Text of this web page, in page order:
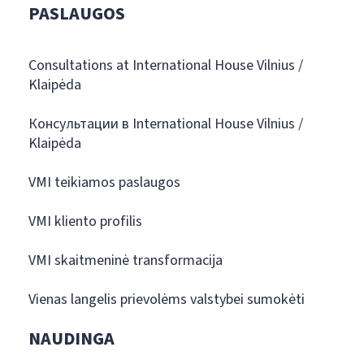
PASLAUGOS
Consultations at International House Vilnius /
Klaipėda
Консультации в International House Vilnius /
Klaipėda
VMI teikiamos paslaugos
VMI kliento profilis
VMI skaitmeninė transformacija
Vienas langelis prievolėms valstybei sumokėti
NAUDINGA